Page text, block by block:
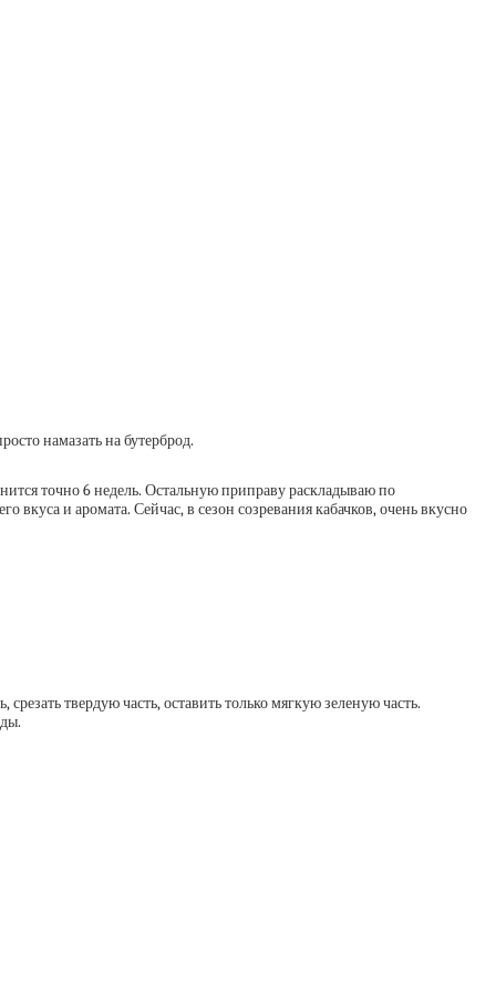
намазать на бутерброд.
точно 6 недель. Остальную приправу раскладываю по
и аромата. Сейчас, в сезон созревания кабачков, очень вкусно
твердую часть, оставить только мягкую зеленую часть.